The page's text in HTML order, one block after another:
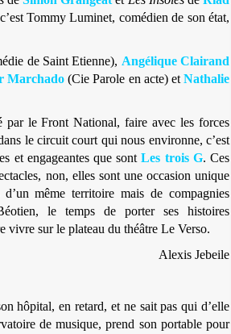
Tommy Luminet, comédien de son état,
de Saint Etienne), Angélique Clairand
Marchado(Cie Parole en acte) etNathalie
par le Front National, faire avec les forces
le circuit court qui nous environne, c’est
et engageantes que sontLes trois G. Ces
non, elles sont une occasion unique
même territoire mais de compagnies
le temps de porter ses histoires
vivre sur le plateau du théâtre Le Verso.
Alexis Jebeile
hôpital, en retard, et ne sait pas qui d’elle
de musique, prend son portable pour